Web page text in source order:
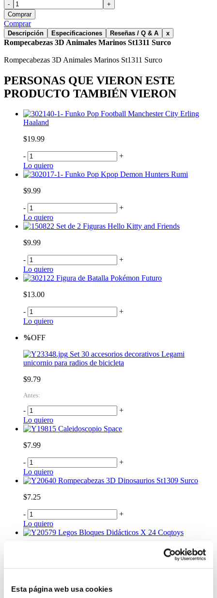
Esta página web usa cookies
-
+
Comprar
Comprar
Descripción Especificaciones Reseñas / Q & A x
Rompecabezas 3D Animales Marinos St1311 Surco
Rompecabezas 3D Animales Marinos St1311 Surco
PERSONAS QUE VIERON ESTE
PRODUCTO TAMBIÉN VIERON
Funko Pop Football Manchester City Erling
Haaland
$19.99
-
+
Lo quiero
Funko Pop Kpop Demon Hunters Rumi
$9.99
-
+
Lo quiero
Set de 2 Figuras Hello Kitty and Friends
$9.99
-
+
Lo quiero
Figura de Batalla Pokémon Futuro
$13.00
-
+
Lo quiero
%OFF
Set 30 accesorios decorativos Legami
unicornio para radios de bicicleta
$9.79
Antes:
-
+
Lo quiero
Caleidoscopio Space
$7.99
-
+
Lo quiero
Rompecabezas 3D Dinosaurios St1309 Surco
$7.25
-
+
Lo quiero
Legos Bloques Didácticos X 24 Coqtoys
Juego Didáctico Maleta Didactica 229Pcs 6809 3
Surco